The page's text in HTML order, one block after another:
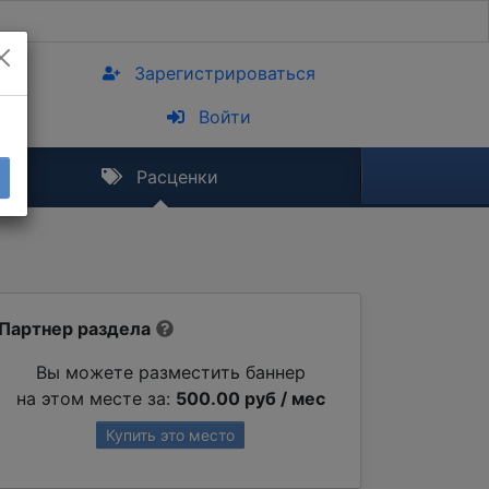
Зарегистрироваться
Войти
Расценки
Партнер раздела
Вы можете разместить баннер
на этом месте за: 500.00 руб / мес
Купить это место